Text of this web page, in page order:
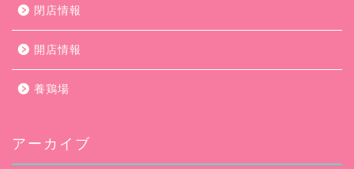
閉店情報
開店情報
養鶏場
アーカイブ